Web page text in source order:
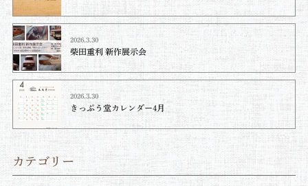
2026.3.30
柴田重利 新作展示会
2026.3.30
きっぷう堂カレンダー4月
カテゴリー